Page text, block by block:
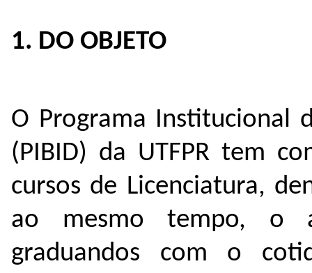
1. DO OBJETO
O Programa Institucional
(PIBID) da UTFPR tem
cursos de Licenciatura,
ao mesmo tempo, o
graduandos com o